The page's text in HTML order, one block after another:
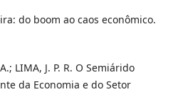
do boom ao caos econômico.
LIMA, J. P. R. O Semiárido
da Economia e do Setor